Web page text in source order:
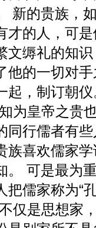
新的贵族，
才的人，可
文缛礼的知
他的一切对
起，制订朝
为皇帝之贵
同行儒者有
族喜欢儒家
。 可是最为
把儒家称为“
不仅是思想